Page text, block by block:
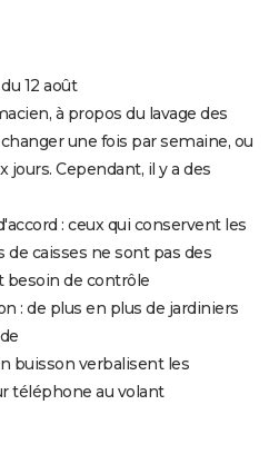
12 août
à propos du lavage des
une fois par semaine, ou
Cependant, il y a des
: ceux qui conservent les
de caisses ne sont pas des
besoin de contrôle
: de plus en plus de jardiniers
buisson verbalisent les
téléphone au volant